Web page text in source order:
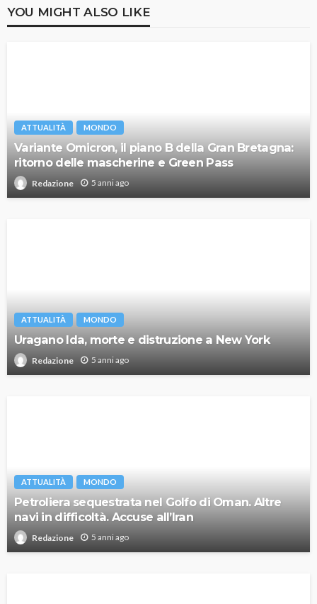
YOU MIGHT ALSO LIKE
ATTUALITÀ MONDO
Variante Omicron, il piano B della Gran Bretagna:
ritorno delle mascherine e Green Pass
Redazione 5 anni ago
ATTUALITÀ MONDO
Uragano Ida, morte e distruzione a New York
Redazione 5 anni ago
ATTUALITÀ MONDO
Petroliera sequestrata nel Golfo di Oman. Altre
navi in difficoltà. Accuse all’Iran
Redazione 5 anni ago